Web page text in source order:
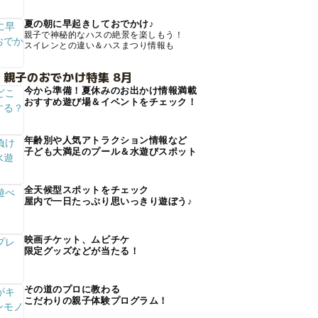
夏の朝に早起きしておでかけ♪
親子で神秘的なハスの絶景を楽しもう！
スイレンとの違い＆ハスまつり情報も
子のおでかけ特集 8月
今から準備！夏休みのお出かけ情報満載
おすすめ遊び場＆イベントをチェック！
年齢別や人気アトラクション情報など
子ども大満足のプール＆水遊びスポット
全天候型スポットをチェック
屋内で一日たっぷり思いっきり遊ぼう♪
映画チケット、ムビチケ
限定グッズなどが当たる！
その道のプロに教わる
こだわりの親子体験プログラム！